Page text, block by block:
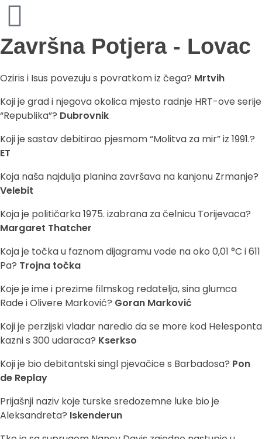
Završna Potjera - Lovac
Oziris i Isus povezuju s povratkom iz čega? Mrtvih
Koji je grad i njegova okolica mjesto radnje HRT-ove serije
“Republika”? Dubrovnik
Koji je sastav debitirao pjesmom “Molitva za mir” iz 1991.?
ET
Koja naša najdulja planina završava na kanjonu Zrmanje?
Velebit
Koja je političarka 1975. izabrana za čelnicu Torijevaca?
Margaret Thatcher
Koja je točka u faznom dijagramu vode na oko 0,01 °C i 611
Pa? Trojna točka
Koje je ime i prezime filmskog redatelja, sina glumca
Rade i Olivere Marković? Goran Marković
Koji je perzijski vladar naredio da se more kod Helesponta
kazni s 300 udaraca? Kserkso
Koji je bio debitantski singl pjevačice s Barbadosa? Pon
de Replay
Prijašnji naziv koje turske sredozemne luke bio je
Aleksandreta? Iskenderun